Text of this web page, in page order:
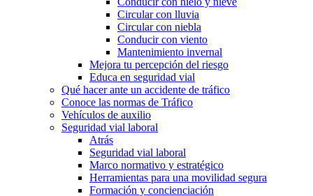
Circular con lluvia
Circular con niebla
Conducir con viento
Mantenimiento invernal
Mejora tu percepción del riesgo
Educa en seguridad vial
Qué hacer ante un accidente de tráfico
Conoce las normas de Tráfico
Vehículos de auxilio
Seguridad vial laboral
Atrás
Seguridad vial laboral
Marco normativo y estratégico
Herramientas para una movilidad segura
Formación y concienciación